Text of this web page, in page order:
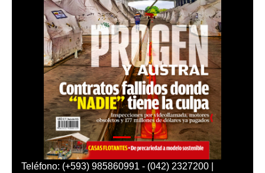
Teléfono: (+593) 985860991 - (042) 2327200 |